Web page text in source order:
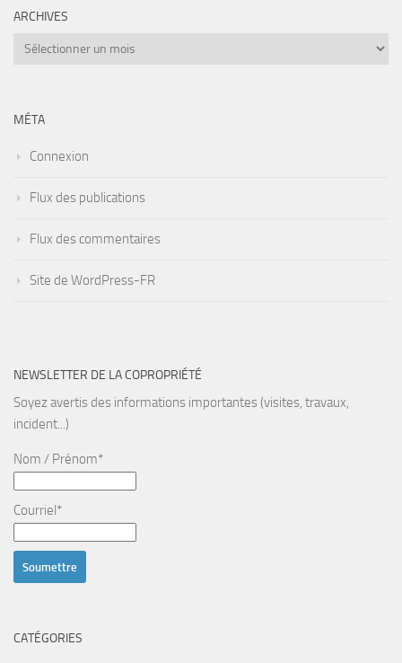
ARCHIVES
Archives
MÉTA
Connexion
Flux des publications
Flux des commentaires
Site de WordPress-FR
NEWSLETTER DE LA COPROPRIÉTÉ
Soyez avertis des informations importantes (visites, travaux,
incident...)
Nom / Prénom*
Courriel*
CATÉGORIES